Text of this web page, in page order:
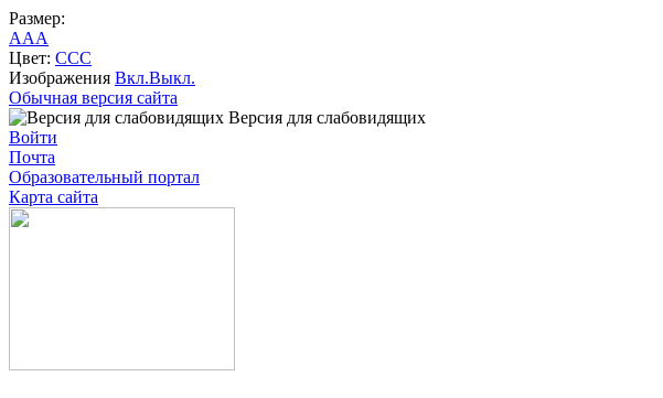
Размер:
AAA
Цвет: CCC
Изображения Вкл.Выкл.
Обычная версия сайта
Версия для слабовидящих
Войти
Почта
Образовательный портал
Карта сайта